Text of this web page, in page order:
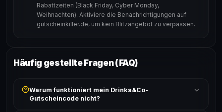
Rabattzeiten (Black Friday, Cyber Monday,
Weihnachten). Aktiviere die Benachrichtigungen auf
gutscheinkiller.de, um kein Blitzangebot zu verpassen.
Häufig gestellte Fragen (FAQ)
Warum funktioniert mein Drinks&Co-
Gutscheincode nicht?